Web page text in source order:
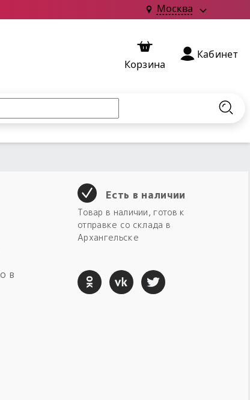
Москва
Корзина
Кабинет
в
Есть в наличии
Товар в наличии, готов к
отправке со склада в
Архангельске